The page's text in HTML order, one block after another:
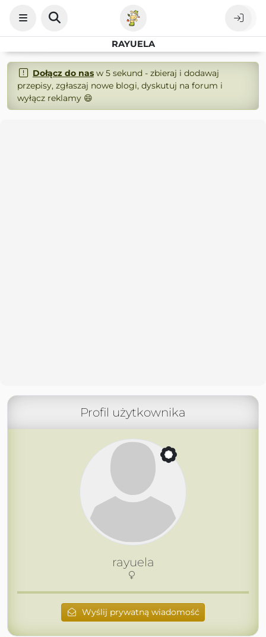
RAYUELA
Dołącz do nasw 5 sekund - zbieraj i dodawaj
przepisy, zgłaszaj nowe blogi, dyskutuj na forum i
wyłącz reklamy 😄
Profil użytkownika
rayuela
Wyślij prywatną wiadomość